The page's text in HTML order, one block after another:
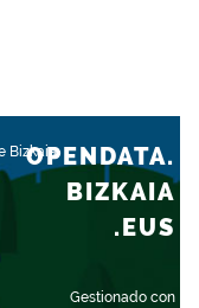
Bizkaia
Gestionado con
OPENDATA.
BIZKAIA
.EUS